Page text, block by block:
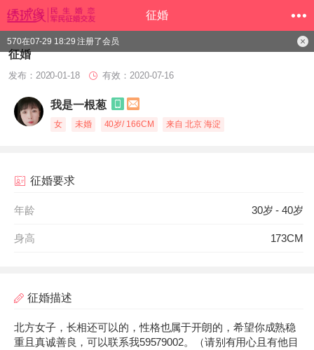
征婚
征婚
发布：2020-01-18 有效：2020-07-16
我是一根葱
女 未婚 40岁/ 166CM 来自 北京 海淀
征婚要求
年龄 30岁 - 40岁
身高 173CM
征婚描述
北方女子，长相还可以的，性格也属于开朗的，希望你成熟稳
重且真诚善良，可以联系我59579002。（请别有用心且有他目
570在07-29 18:29 注册了会员